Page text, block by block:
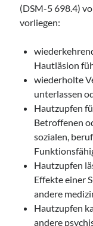
(DSM-5 698.4)
vorliegen:
Hautläsion
wiederholte
unterlassen
Hautzupfen
Betroffenen
sozialen,
Hautzupfen
Effekte einer
andere
Hautzupfen
andere